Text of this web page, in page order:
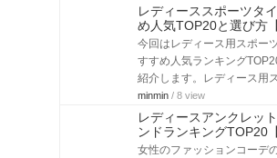
レディーススポーツタ
め人気TOP20と選び方
今回はレディース用スポー
すすめ人気ランキング
紹介します。レディース用
minmin / 8 view
レディースアンクレッ
ンドランキングTOP20
女性のファッションコーデ